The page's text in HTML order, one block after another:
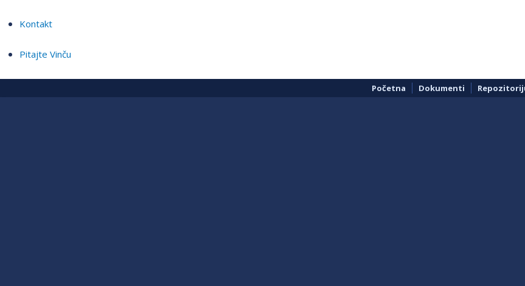
Kontakt
Pitajte Vinču
Početna Dokumenti